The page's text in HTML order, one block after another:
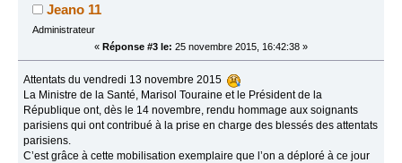
Jeano 11
Administrateur
« Réponse #3 le: 25 novembre 2015, 16:42:38 »
Attentats du vendredi 13 novembre 2015
La Ministre de la Santé, Marisol Touraine et le Président de la
République ont, dès le 14 novembre, rendu hommage aux soignants
parisiens qui ont contribué à la prise en charge des blessés des attentats
parisiens.
C’est grâce à cette mobilisation exemplaire que l’on a déploré à ce jour